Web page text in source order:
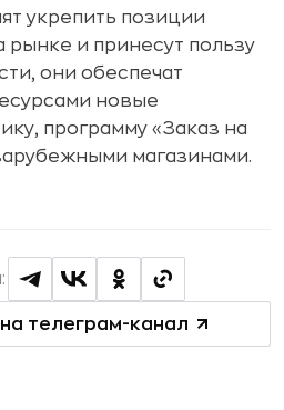
укрепить позиции
рынке и принесут пользу
они обеспечат
новые
программу «Заказ на
магазинами.
телеграм-канал